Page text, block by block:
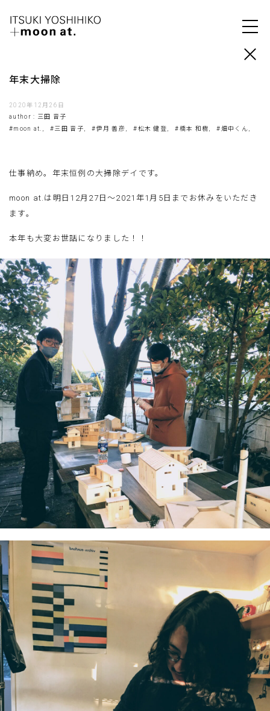
年末大掃除
2020年12月26日
author : 三田 音子
#moon at.,
#三田 音子, #伊月 善彦, #松木 健登, #橋本 和樹, #畑中くん,
仕事納め。年末恒例の大掃除デイです。
moon at.は明日12月27日〜2021年1月5日までお休みをいただき
ます。
本年も大変お世話になりました！！